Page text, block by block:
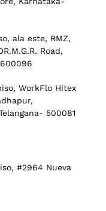
ala este, RMZ,
Road,
WorkFlo Hitex
500081
#2964 Nueva